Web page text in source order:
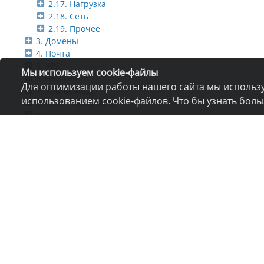
Мы используем cookie-файлы
Для оптимизации работы нашего сайта мы
использованием cookie-файлов. Что бы узнать
2.17. Нагрузка
2.18. Сеть
2.19. Прочее
3. Домены
4. Почта
6. Dedicated
7. Хранилища
8. Облачные услуги
9. Защита